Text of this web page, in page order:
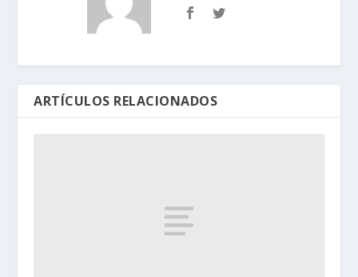
ARTÍCULOS RELACIONADOS